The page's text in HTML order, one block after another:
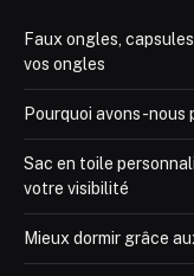
Faux ongles,
vos ongles
Pourquoi avons-nous
Sac en toile
votre visibilité
Mieux dormir grâce